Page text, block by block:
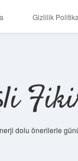
Gizlilik
dolu önerilerle